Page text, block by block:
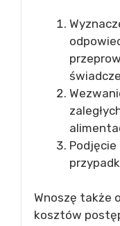
Podjęcie
Wnoszę także
kosztów